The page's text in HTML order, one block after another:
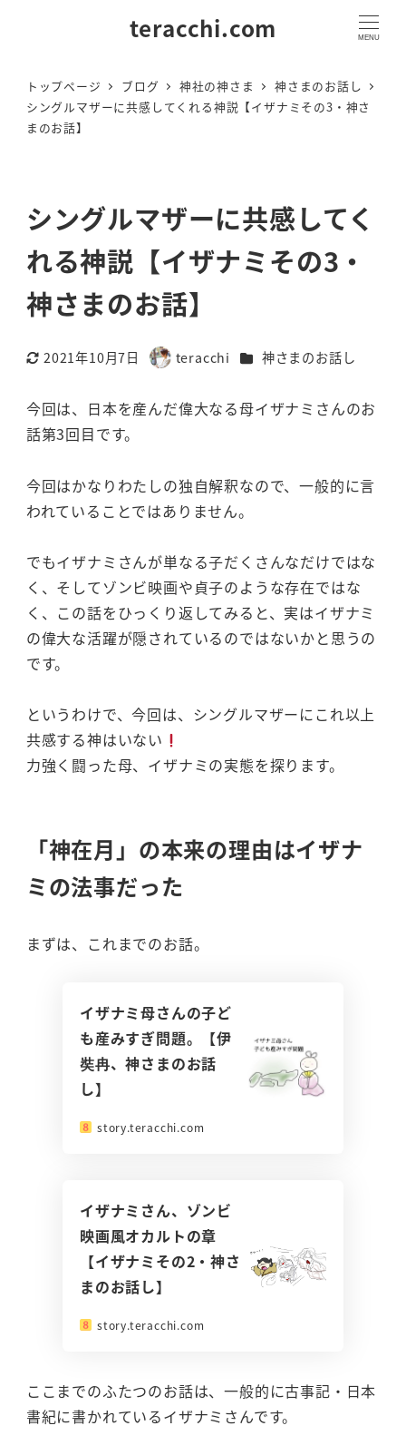
teracchi.com MENU
トップページ ブログ 神社の神さま
神さまのお話し
シングルマザーに共感してくれる神説【イザナミその3・神さ
まのお話】
シングルマザーに共感してく
れる神説【イザナミその3・
神さまのお話】
更新日
2021年10月7日
著
teracchi カテゴリー
神さまのお話し
今回は、日本を産んだ偉大なる母イザナミさんのお
話第3回目です。
今回はかなりわたしの独自解釈なので、一般的に言
われていることではありません。
でもイザナミさんが単なる子だくさんなだけではな
く、そしてゾンビ映画や貞子のような存在ではな
く、この話をひっくり返してみると、実はイザナミ
の偉大な活躍が隠されているのではないかと思うの
です。
というわけで、今回は、シングルマザーにこれ以上
共感する神はいない
力強く闘った母、イザナミの実態を探ります。
「神在月」の本来の理由はイザナ
ミの法事だった
まずは、これまでのお話。
イザナミ母さんの子ど
も産みすぎ問題。【伊
奘冉、神さまのお話
し】
story.teracchi.com
イザナミさん、ゾンビ
映画風オカルトの章
【イザナミその2・神さ
まのお話し】
story.teracchi.com
ここまでのふたつのお話は、一般的に古事記・日本
書紀に書かれているイザナミさんです。